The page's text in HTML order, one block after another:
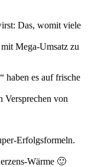
Das, womit viele
Mega-Umsatz zu
haben es auf frische
Versprechen von
Erfolgsformeln.
Wärme 🙂